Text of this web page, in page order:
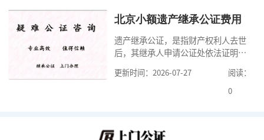
料外，公证咨询告诉大家，我们有必
京婚前财产公证机构？了解这些不仅
有利于我们根
北京小额遗产继承公证费用
遗产继承公证，是指财产权利人去世
后，其继承人申请公证处依法证明继
的证明活动。通过公证，继承人可以
拿着享有继承权的公证书办理遗产过
更新时间：2026-07-27
阅读：
0